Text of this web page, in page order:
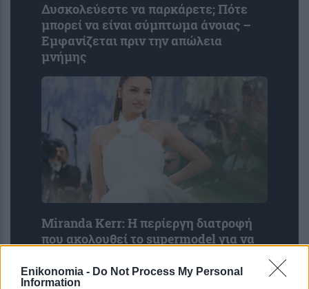
Enikonomia - Do Not Process My Personal
Information
Δυσκολεύεστε να παρκάρετε; Πότε
μπορεί να είναι σύμπτωμα άνοιας –
Εμφανίζεται πριν την απώλεια
μνήμης
Miranda Kerr: Η περίεργη διατροφή
που ακολουθεί το supermodel για να
ελάφι και βίσονα για ...